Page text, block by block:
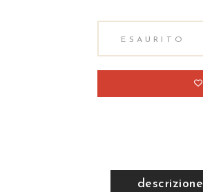
ESAURITO
descrizione